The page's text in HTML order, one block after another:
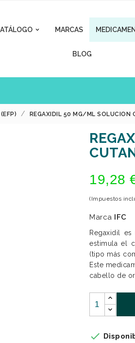
 MARCAS
BLOG
REGAXIDIL 50 MG/ML SOLUCION
19,28
(Impuestos
Marca IFC
Regaxidil es
estimula el
(tipo más
Este
cabello de
